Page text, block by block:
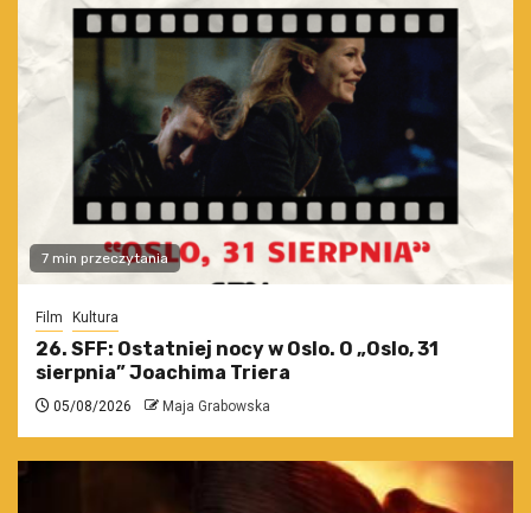
7 min przeczytania
Film Kultura
26. SFF: Ostatniej nocy w Oslo. O „Oslo, 31
sierpnia” Joachima Triera
05/08/2026 Maja Grabowska